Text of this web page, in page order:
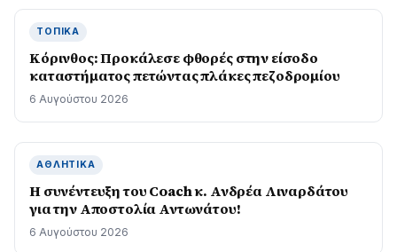
ΤΟΠΙΚΆ
Κόρινθος: Προκάλεσε φθορές στην είσοδο
καταστήματος πετώντας πλάκες πεζοδρομίου
6 Αυγούστου 2026
ΑΘΛΗΤΙΚΆ
H συνέντευξη του Coach κ. Ανδρέα Λιναρδάτου
για την Αποστολία Αντωνάτου!
6 Αυγούστου 2026